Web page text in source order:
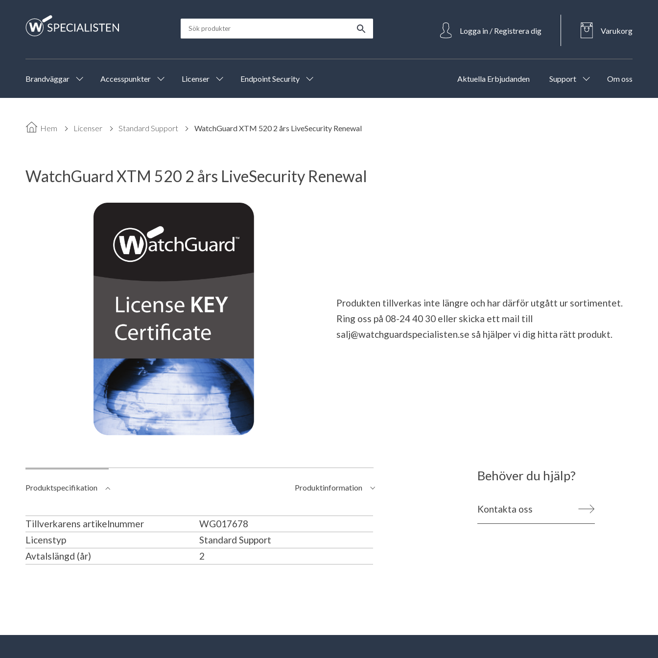
Logga in / Registrera dig Varukorg
Brandväggar Accesspunkter Licenser Endpoint Security Aktuella Erbjudanden Support Om oss
Hem Licenser Standard Support WatchGuard XTM 520 2 års LiveSecurity Renewal
WatchGuard XTM 520 2 års LiveSecurity Renewal
Produkten tillverkas inte längre och har därför utgått ur sortimentet.
Ring oss på 08-24 40 30 eller skicka ett mail till
salj@watchguardspecialisten.se så hjälper vi dig hitta rätt produkt.
Produktspecifikation Produktinformation
Tillverkarens artikelnummer
WG017678
Licenstyp
Standard Support
Avtalslängd (år)
2
Behöver du hjälp?
Kontakta oss